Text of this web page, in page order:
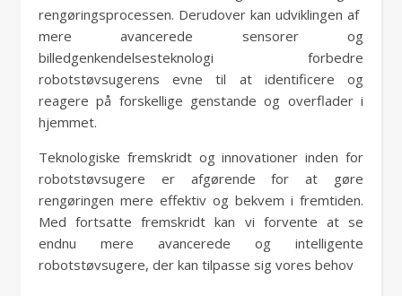
rengøringsprocessen. Derudover kan udviklingen af ​​
mere avancerede sensorer og
billedgenkendelsesteknologi forbedre
robotstøvsugerens evne til at identificere og
reagere på forskellige genstande og overflader i
hjemmet.
Teknologiske fremskridt og innovationer inden for
robotstøvsugere er afgørende for at gøre
rengøringen mere effektiv og bekvem i fremtiden.
Med fortsatte fremskridt kan vi forvente at se
endnu mere avancerede og intelligente
robotstøvsugere, der kan tilpasse sig vores behov